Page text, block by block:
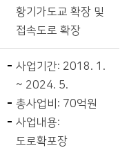
황기가도교 확장 및
접속도로 확장
사업기간: 2018. 1.
~ 2024. 5.
총사업비: 70억원
사업내용:
도로확포장